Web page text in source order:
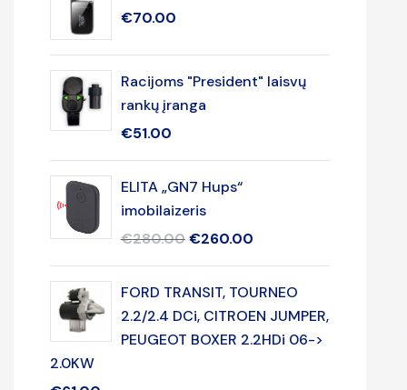
€70.00
Racijoms "President" laisvų
rankų įranga
€51.00
ELITA „GN7 Hups“
imobilaizeris
€280.00 €260.00
FORD TRANSIT, TOURNEO
2.2/2.4 DCi, CITROEN JUMPER,
PEUGEOT BOXER 2.2HDi 06->
2.0KW